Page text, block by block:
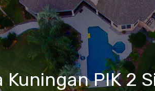
Kuningan PIK 2